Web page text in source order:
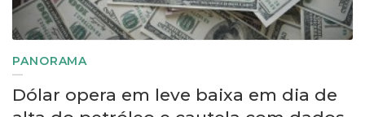
PANORAMA
Dólar opera em leve baixa em dia de